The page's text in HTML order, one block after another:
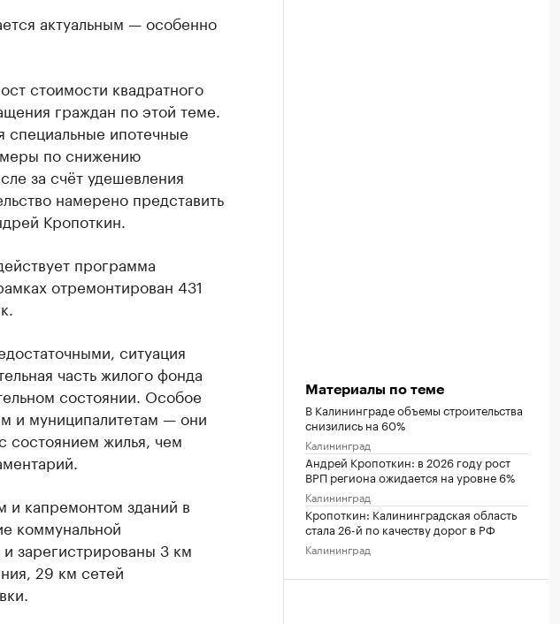
актуальным — особенно
стоимости квадратного
граждан по этой теме.
ипотечные
по снижению
за счёт удешевления
намерено представить
Кропоткин.
программа
отремонтирован 431
ситуация
часть жилого фонда
состоянии. Особое
и муниципалитетам — они
состоянием жилья, чем
и капремонтом зданий в
коммунальной
зарегистрированы 3 км
29 км сетей
Материалы по теме
В Калининграде объемы строительства
снизились на 60%
Калининград
Андрей Кропоткин: в 2026 году рост
ВРП региона ожидается на уровне 6%
Калининград
Кропоткин: Калининградская область
стала 26-й по качеству дорог в РФ
Калининград